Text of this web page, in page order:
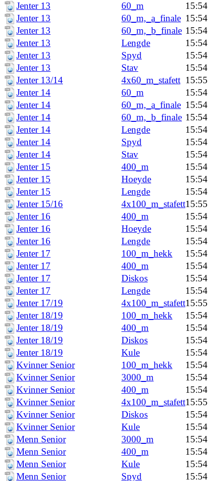
Jenter 13
60_m
15:54
Jenter 13
60_m,_a_finale 15:54
Jenter 13
60_m,_b_finale 15:54
Jenter 13
Lengde
15:54
Jenter 13
Spyd
15:54
Jenter 13
Stav
15:54
Jenter 13/14
4x60_m_stafett 15:55
Jenter 14
60_m
15:54
Jenter 14
60_m,_a_finale 15:54
Jenter 14
60_m,_b_finale 15:54
Jenter 14
Lengde
15:54
Jenter 14
Spyd
15:54
Jenter 14
Stav
15:54
Jenter 15
400_m
15:54
Jenter 15
Hoeyde
15:54
Jenter 15
Lengde
15:54
Jenter 15/16
4x100_m_stafett15:55
Jenter 16
400_m
15:54
Jenter 16
Hoeyde
15:54
Jenter 16
Lengde
15:54
Jenter 17
100_m_hekk
15:54
Jenter 17
400_m
15:54
Jenter 17
Diskos
15:54
Jenter 17
Lengde
15:54
Jenter 17/19
4x100_m_stafett15:55
Jenter 18/19
100_m_hekk
15:54
Jenter 18/19
400_m
15:54
Jenter 18/19
Diskos
15:54
Jenter 18/19
Kule
15:54
Kvinner Senior
100_m_hekk
15:54
Kvinner Senior
3000_m
15:54
Kvinner Senior
400_m
15:54
Kvinner Senior
4x100_m_stafett15:55
Kvinner Senior
Diskos
15:54
Kvinner Senior
Kule
15:54
Menn Senior
3000_m
15:54
Menn Senior
400_m
15:54
Menn Senior
Kule
15:54
Menn Senior
Spyd 15:54